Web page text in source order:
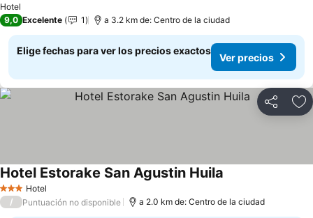
Hotel
9,0 Excelente 1 a 3.2 km de: Centro de la ciudad
Elige fechas para ver los precios exactos
Ver precios
Compartir
3 Estrellas
Hotel
Hotel Estorake San Agustin Huila
/ Puntuación no disponible a 2.0 km de: Centro de la ciudad